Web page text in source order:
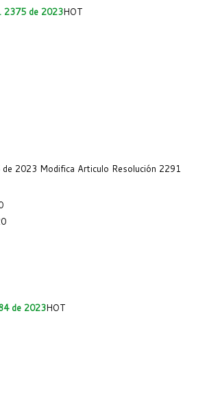
2375 de 2023HOT
2023 Modifica Articulo Resolución 2291
de 2023HOT